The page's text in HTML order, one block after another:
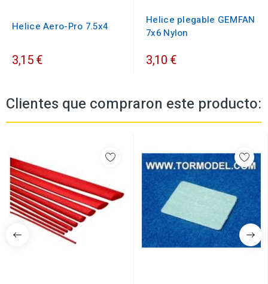
Helice Aero-Pro 7.5x4
3,15 €
Helice plegable GEMFAN
7x6 Nylon
3,10 €
Clientes que compraron este producto: